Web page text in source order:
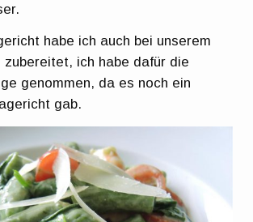
habe ich auch bei unserem
zubereitet, ich habe dafür die
genommen, da es noch ein
gab.